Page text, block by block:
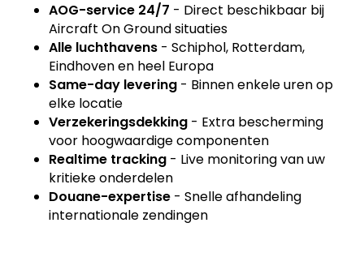
AOG-service 24/7 - Direct beschikbaar bij
Aircraft On Ground situaties
Alle luchthavens - Schiphol, Rotterdam,
Eindhoven en heel Europa
Same-day levering - Binnen enkele uren op
elke locatie
Verzekeringsdekking - Extra bescherming
voor hoogwaardige componenten
Realtime tracking - Live monitoring van uw
kritieke onderdelen
Douane-expertise - Snelle afhandeling
internationale zendingen